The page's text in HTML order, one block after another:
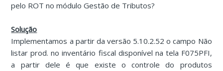
pelo ROT no módulo Gestão de Tributos?
Solução
Implementamos a partir da versão 5.10.2.52 o campo Não
listar prod. no inventário fiscal disponível na tela F075PFI,
a partir dele é que existe o controle do produtos